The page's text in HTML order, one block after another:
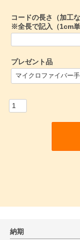
コードの長さ（加工
※全長で記入（1cm
プレゼント品
(
必
納期